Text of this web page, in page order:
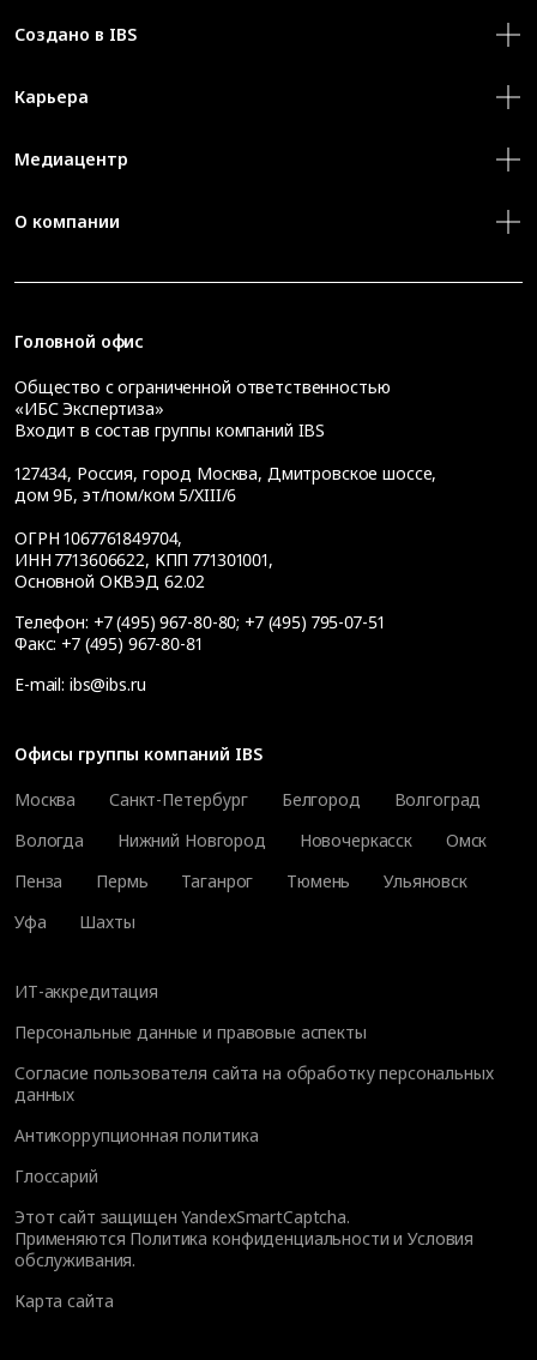
Создано в IBS
Карьера
Медиацентр
О компании
Головной офис
Общество с ограниченной ответственностью
«ИБС Экспертиза»
Входит в состав группы компаний IBS
127434, Россия, город Москва, Дмитровское шоссе,
дом 9Б, эт/пом/ком 5/XIII/6
ОГРН 1067761849704,
ИНН 7713606622, КПП 771301001,
Основной ОКВЭД 62.02
Телефон: +7 (495) 967-80-80; +7 (495) 795-07-51
Факс: +7 (495) 967-80-81
E-mail: ibs@ibs.ru
Офисы группы компаний IBS
Москва
Санкт-Петербург Белгород
Волгоград
Вологда
Нижний Новгород Новочеркасск
Омск
Пенза
Пермь Таганрог Тюмень
Ульяновск
Уфа
Шахты
ИТ-аккредитация
Персональные данные и правовые аспекты
Согласие пользователя сайта на обработку персональных
данных
Антикоррупционная политика
Глоссарий
Этот сайт защищен YandexSmartCaptcha.
Применяются Политика конфиденциальности иУсловия
обслуживания.
Карта сайта